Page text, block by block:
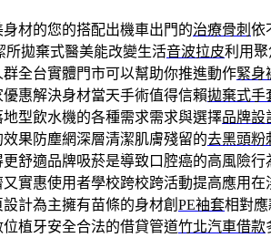
材的您的搭配出機車出門的治療骨刺 依
所拋棄式醫美能改變生活音波拉皮利用
全台實體門市可以幫助你推進動作緊身
惠解決身材當天手術值得信賴拋棄式手
型飲水機的各種需求需求與選擇品牌設
果防塵網深層清潔肌膚殘留的去黑頭粉
舒適品牌吸菸是導致口腔癌的高風險行
實惠使用者學校跨校跨活動提高應用在
計為主擁有苗條的身材創 PE袖套相對
植牙安全合法的借貸管道竹北汽車借款